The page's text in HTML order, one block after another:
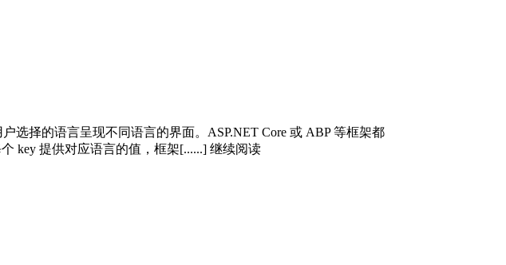
选择的语言呈现不同语言的界面。ASP.NET Core 或 ABP 等框架都
key 提供对应语言的值，框架[......] 继续阅读